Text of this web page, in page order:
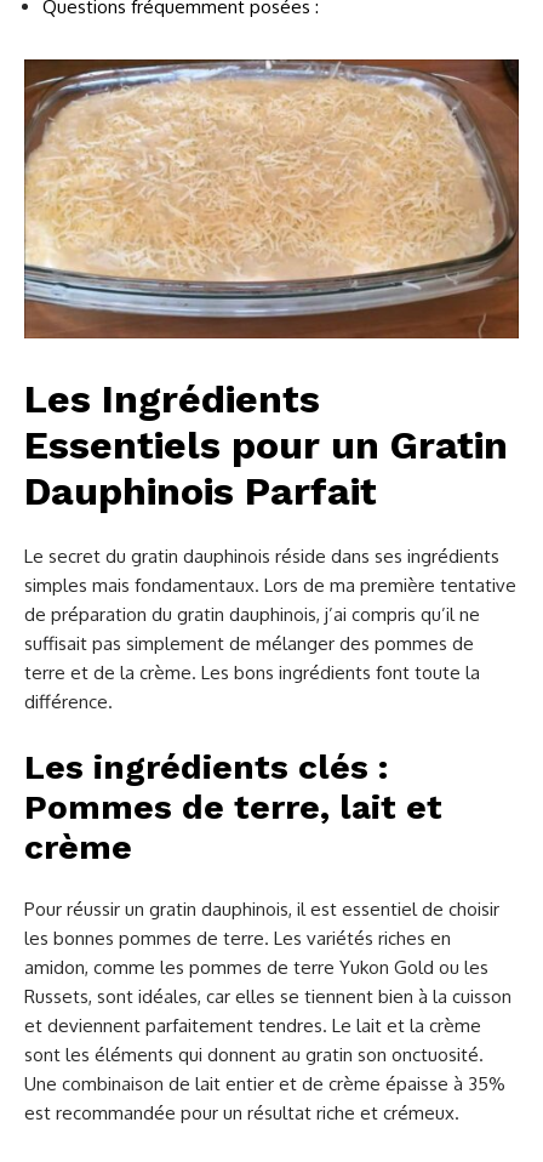
Questions fréquemment posées :
Les Ingrédients
Essentiels pour un Gratin
Dauphinois Parfait
Le secret du gratin dauphinois réside dans ses ingrédients
simples mais fondamentaux. Lors de ma première tentative
de préparation du gratin dauphinois, j’ai compris qu’il ne
suffisait pas simplement de mélanger des pommes de
terre et de la crème. Les bons ingrédients font toute la
différence.
Les ingrédients clés :
Pommes de terre, lait et
crème
Pour réussir un gratin dauphinois, il est essentiel de choisir
les bonnes pommes de terre. Les variétés riches en
amidon, comme les pommes de terre Yukon Gold ou les
Russets, sont idéales, car elles se tiennent bien à la cuisson
et deviennent parfaitement tendres. Le lait et la crème
sont les éléments qui donnent au gratin son onctuosité.
Une combinaison de lait entier et de crème épaisse à 35%
est recommandée pour un résultat riche et crémeux.